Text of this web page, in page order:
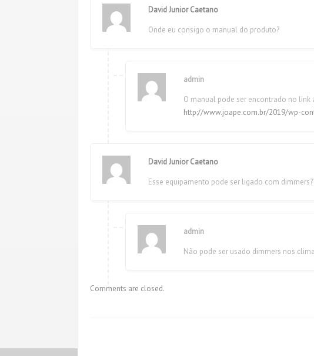
David Junior Caetano
Onde eu consigo o manual do produto?
admin
O manual pode ser encontrado no link
http://www.joape.com.br/2019/wp-
David Junior Caetano
Esse equipamento pode ser ligado com
admin
Não pode ser usado dimmers nos
Comments are closed.